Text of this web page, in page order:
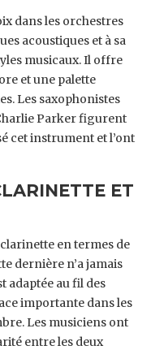
dans les orchestres
acoustiques et à sa
musicaux. Il offre
et une palette
Les saxophonistes
Parker figurent
cet instrument et l’ont
ET
en termes de
dernière n’a jamais
adaptée au fil des
importante dans les
Les musiciens ont
entre les deux